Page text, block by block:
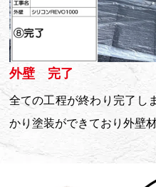
外壁 完了
全ての工程が終わり完了し
かり塗装ができており外壁